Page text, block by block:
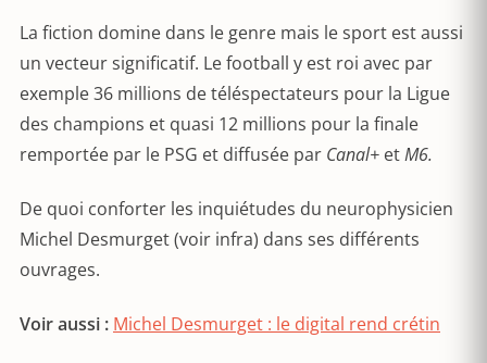
La fiction domine dans le genre mais le sport est aussi
un vecteur significatif. Le football y est roi avec par
exemple 36 millions de téléspectateurs pour la Ligue
des champions et quasi 12 millions pour la finale
remportée par le PSG et diffusée par Canal+ etM6.
De quoi conforter les inquiétudes du neurophysicien
Michel Desmurget (voir infra) dans ses différents
ouvrages.
Voir aussi : Michel Desmurget : le digital rend crétin